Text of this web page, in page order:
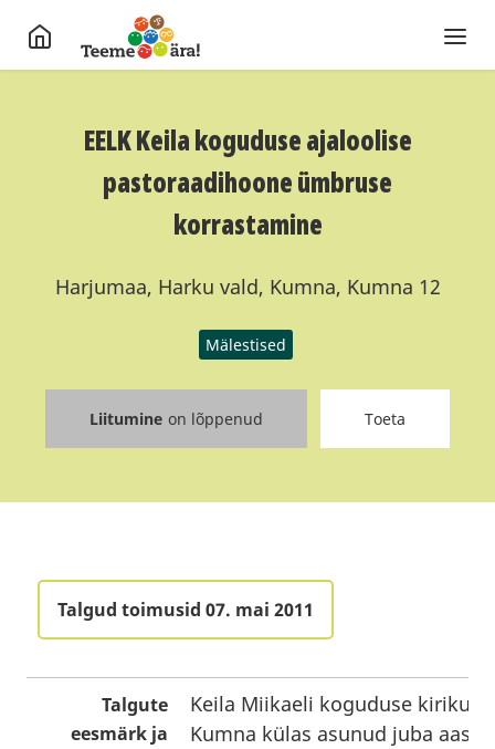
EELK Keila koguduse ajaloolise
pastoraadihoone ümbruse
korrastamine
Harjumaa, Harku vald, Kumna, Kumna 12
Mälestised
Liitumine on lõppenud Toeta
Talgud toimusid 07. mai 2011
Talgute
eesmärk ja
Keila Miikaeli koguduse
Kumna külas asunud juba